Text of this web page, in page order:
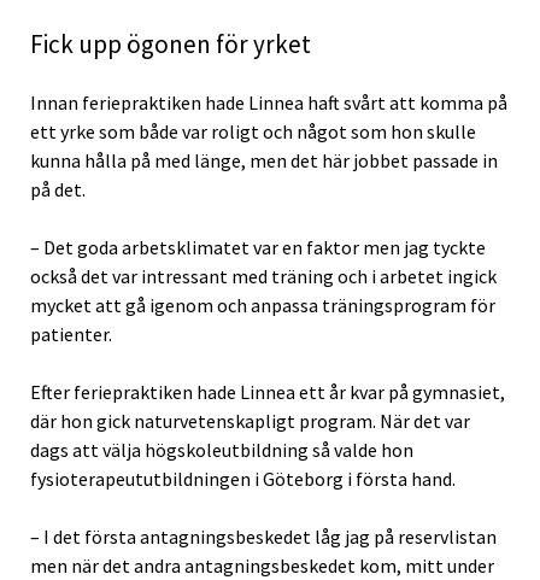
Fick upp ögonen för yrket
Innan feriepraktiken hade Linnea haft svårt att komma på
ett yrke som både var roligt och något som hon skulle
kunna hålla på med länge, men det här jobbet passade in
på det.
– Det goda arbetsklimatet var en faktor men jag tyckte
också det var intressant med träning och i arbetet ingick
mycket att gå igenom och anpassa träningsprogram för
patienter.
Efter feriepraktiken hade Linnea ett år kvar på gymnasiet,
där hon gick naturvetenskapligt program. När det var
dags att välja högskoleutbildning så valde hon
fysioterapeututbildningen i Göteborg i första hand.
– I det första antagningsbeskedet låg jag på reservlistan
men när det andra antagningsbeskedet kom, mitt under